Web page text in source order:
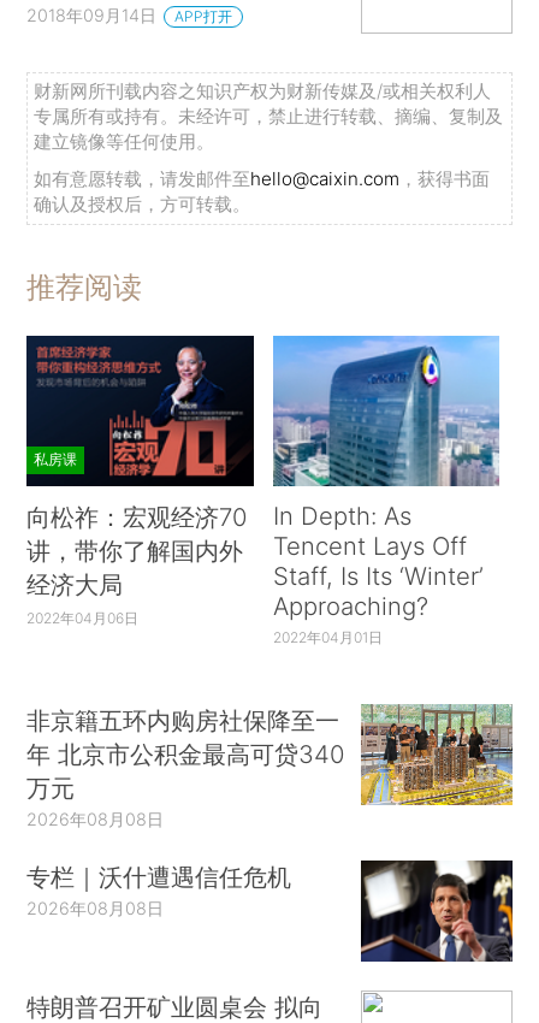
2018年09月14日 APP打开
财新网所刊载内容之知识产权为财新传媒及/或相关权利人
专属所有或持有。未经许可，禁止进行转载、摘编、复制及
建立镜像等任何使用。
如有意愿转载，请发邮件至hello@caixin.com ，获得书面
确认及授权后，方可转载。
推荐阅读
私房课
向松祚：宏观经济70
讲，带你了解国内外
经济大局
2022年04月06日
In Depth: As
Tencent Lays Off
Staff, Is Its ‘Winter’
Approaching?
2022年04月01日
非京籍五环内购房社保降至一
年 北京市公积金最高可贷340
万元
2026年08月08日
专栏｜沃什遭遇信任危机
2026年08月08日
特朗普召开矿业圆桌会 拟向